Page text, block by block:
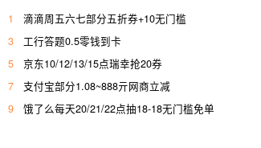
1 滴滴周五六七部分五折券+10无门槛
3
工行答题0.5零钱到卡
5
京东10/12/13/15点瑞幸抢20券
7
支付宝部分1.08~888亓网商立减
9
饿了么每天20/21/22点抽18-18无门槛免单